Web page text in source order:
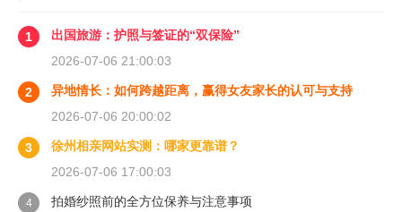
1
出国旅游：护照与签证的“双保险”
2026-07-06 21:00:03
2
异地情长：如何跨越距离，赢得女友家长的认可与支持
2026-07-06 20:00:02
3
徐州相亲网站实测：哪家更靠谱？
2026-07-06 17:00:03
4
拍婚纱照前的全方位保养与注意事项